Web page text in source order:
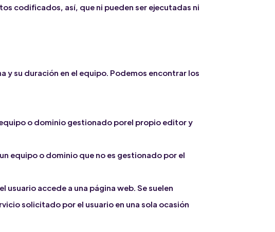
codificados, así, que ni pueden ser ejecutadas ni
su duración en el equipo. Podemos encontrar los
o dominio gestionado porel propio editor y
equipo o dominio que no es gestionado por el
accede a una página web. Se suelen
solicitado por el usuario en una sola ocasión